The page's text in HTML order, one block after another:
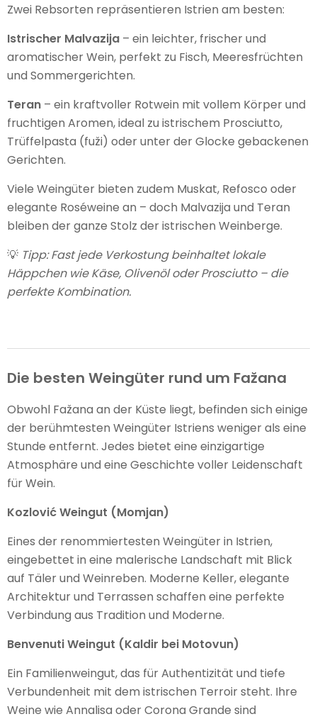
Zwei Rebsorten repräsentieren Istrien am besten:
Istrischer Malvazija – ein leichter, frischer und
aromatischer Wein, perfekt zu Fisch, Meeresfrüchten
und Sommergerichten.
Teran – ein kraftvoller Rotwein mit vollem Körper und
fruchtigen Aromen, ideal zu istrischem Prosciutto,
Trüffelpasta (fuži) oder unter der Glocke gebackenen
Gerichten.
Viele Weingüter bieten zudem Muskat, Refosco oder
elegante Roséweine an – doch Malvazija und Teran
bleiben der ganze Stolz der istrischen Weinberge.
💡 Tipp: Fast jede Verkostung beinhaltet lokale
Häppchen wie Käse, Olivenöl oder Prosciutto – die
perfekte Kombination.
Die besten Weingüter rund um Fažana
Obwohl Fažana an der Küste liegt, befinden sich einige
der berühmtesten Weingüter Istriens weniger als eine
Stunde entfernt. Jedes bietet eine einzigartige
Atmosphäre und eine Geschichte voller Leidenschaft
für Wein.
Kozlović Weingut (Momjan)
Eines der renommiertesten Weingüter in Istrien,
eingebettet in eine malerische Landschaft mit Blick
auf Täler und Weinreben. Moderne Keller, elegante
Architektur und Terrassen schaffen eine perfekte
Verbindung aus Tradition und Moderne.
Benvenuti Weingut (Kaldir bei Motovun)
Ein Familienweingut, das für Authentizität und tiefe
Verbundenheit mit dem istrischen Terroir steht. Ihre
Weine wie Annalisa oder Corona Grande sind